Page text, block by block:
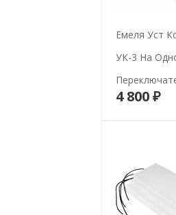
Емеля Уст
УК-3 На
4 800 ₽
В